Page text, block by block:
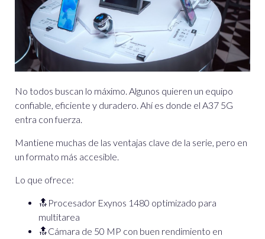
No todos buscan lo máximo. Algunos quieren un equipo
confiable, eficiente y duradero. Ahí es donde el A37 5G
entra con fuerza.
Mantiene muchas de las ventajas clave de la serie, pero en
un formato más accesible.
Lo que ofrece:
🔝 Procesador Exynos 1480 optimizado para
multitarea
🔝Cámara de 50 MP con buen rendimiento en